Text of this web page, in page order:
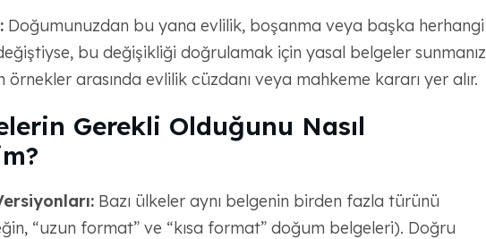
Doğumunuzdan bu yana evlilik, boşanma veya başka herhangi
bu değişikliği doğrulamak için yasal belgeler sunmanız
örnekler arasında evlilik cüzdanı veya mahkeme kararı yer alır.
Gerekli Olduğunu Nasıl
Bazı ülkeler aynı belgenin birden fazla türünü
“uzun format” ve “kısa format” doğum belgeleri). Doğru